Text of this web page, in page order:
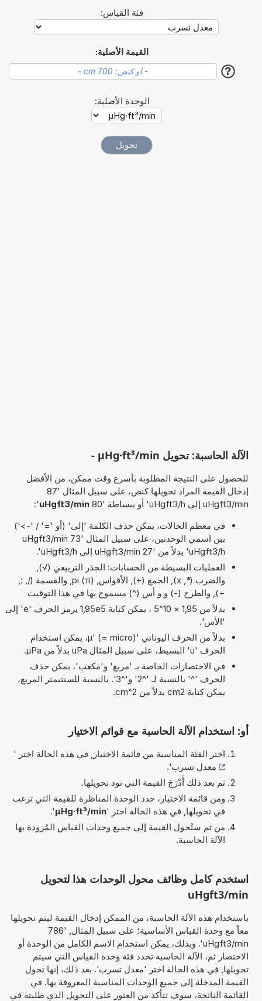
فئة القياس:
القيمة الأصلية:
?
الوحدة الأصلية:
الآلة الحاسبة: تحويل µHg·ft³/min -
للحصول على النتيجة المطلوبة بأسرع وقت ممكن، من الأفضل
إدخال القيمة المراد تحويلها كنص، على سبيل المثال '87
uHgft3/min إلى uHgft3/h' أو ببساطة '80
uHgft3/min
':
في معظم الحالات، يمكن حذف الكلمة 'إلى' (أو '=' / '->')
بين اسمي الوحدتين، على سبيل المثال '73 uHgft3/min
uHgft3/h' بدلاً من '27 uHgft3/min إلى uHgft3/h'.
العمليات البسيطة من الحسابات: الجذر التربيعي (√),
والضرب (*, x), الجمع (+), الأقواس, pi (π), والقسمة (/, :,
÷), والطرح (-) و و أس (^) مسموح بها في هذا التوقيت
بدلاً من 1,95 × 10^5 ، يمكن كتابة 1,95e5 يرمز الحرف 'e' إلى
'الأس'.
بدلاً من الحرف اليوناني 'µ' (= micro)، يمكن استخدام
الحرف 'u' البسيط، على سبيل المثال uPa بدلاً من µPa.
في الاختصارات الخاصة بـ 'مربع' و'مكعب'، يمكن حذف
الحرف '^' بالنسبة لـ '^2' و'^3'. بالنسبة للسنتيمتر المربع،
يمكن كتابة cm2 بدلاً من cm^2.
أو: استخدام الآلة الحاسبة مع قوائم الاختيار
اختر الفئة المناسبة من قائمة الاختيار, في هذه الحالة اختر '
معدل تسرب'.
ثم بعد ذلك أَدْرَجَ القيمة التي تود تحويلها.
ومن قائمة الاختيار، حدد الوحدة المناظرة للقيمة التي ترغب
في تحويلها, في هذه الحالة اختر 'µHg·ft³/min
'.
من ثم ستُحول القيمة إلى جميع وحدات القياس المُزودة بها
الآلة الحاسبة.
استخدم كامل وظائف محول الوحدات هذا لتحويل
uHgft3/min
باستخدام هذه الآلة الحاسبة، من الممكن إدخال القيمة ليتم تحويلها
معاً مع وحدة القياس الأساسية؛ على سبيل المثال, '786
uHgft3/min'. وبذلك، يمكن استخدام الاسم الكامل من الوحدة أو
الاختصار ثم، الآلة الحاسبة تحدد فئة وحدة القياس التي سيتم
تحويلها, في هذه الحالة اختر 'معدل تسرب'. بعد ذلك، إنها تحول
القيمة المدخلة إلى جميع الوحدات المناسبة المعروفة بها. في
القائمة الناتجة، سوف تتأكد من العثور على التحويل الذي طلبته في